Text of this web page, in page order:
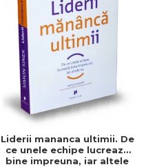
Liderii mananca ultimii. De
ce unele echipe lucreaza
bine impreuna, iar altele